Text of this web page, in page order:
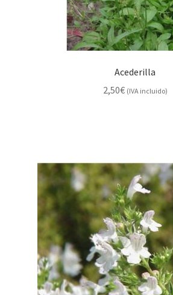
Acederilla
2,50€ (IVA incluido)